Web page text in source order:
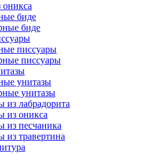
оникса
биде
биде
писсуары
писсуары
унитазы
унитазы
из лабрадорита
из оникса
из песчаника
из травертина